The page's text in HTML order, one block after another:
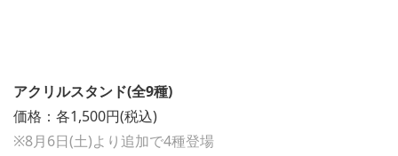
アクリルスタンド(全9種)
価格：各1,500円(税込)
※8月6日(土)より追加で4種登場